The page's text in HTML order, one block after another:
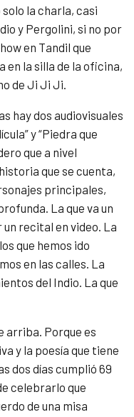
la charla, casi
y Pergolini, si no por
en Tandil que
en la silla de la oficina,
de Ji Ji Ji.
hay dos audiovisuales
y “Piedra que
que a nivel
que se cuenta,
principales,
La que va un
recital en video. La
que hemos ido
en las calles. La
del Indio. La que
arriba. Porque es
y la poesía que tiene
dos días cumplió 69
celebrarlo que
de una misa